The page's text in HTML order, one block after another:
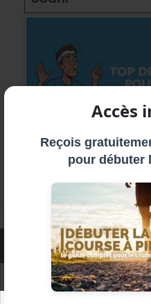
Accès
Reçois
pour débuter
Découvrez
excuses pour ne
vous allez manquer
Articles sur le
même sujet
La règle des 10 minutes : L'astuce